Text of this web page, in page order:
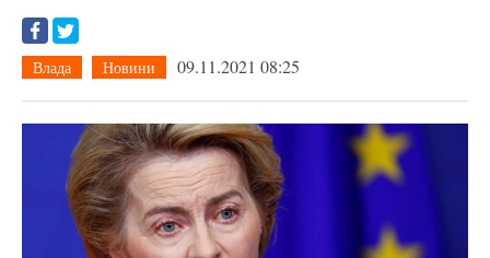
Влада Новини 09.11.2021 08:25